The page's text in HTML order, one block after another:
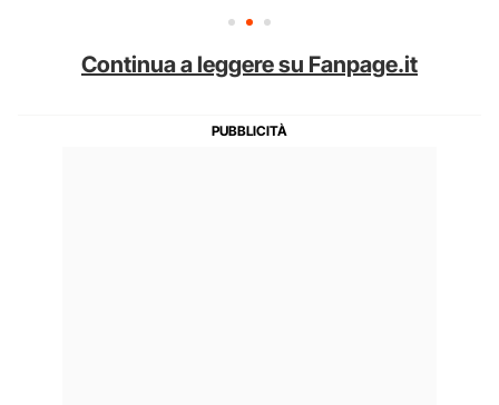
Continua a leggere su Fanpage.it